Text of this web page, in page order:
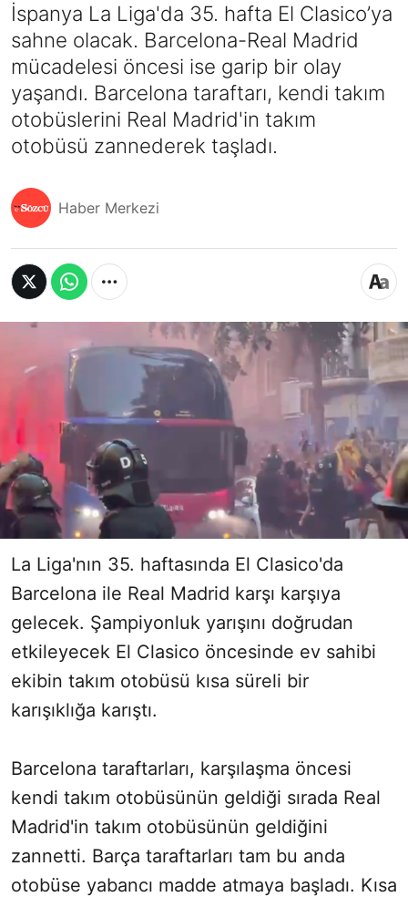
İspanya La Liga'da 35. hafta El Clasico’ya
sahne olacak. Barcelona-Real Madrid
mücadelesi öncesi ise garip bir olay
yaşandı. Barcelona taraftarı, kendi takım
otobüslerini Real Madrid'in takım
otobüsü zannederek taşladı.
Haber Merkezi
La Liga'nın 35. haftasında El Clasico'da
Barcelona ile Real Madrid karşı karşıya
gelecek. Şampiyonluk yarışını doğrudan
etkileyecek El Clasico öncesinde ev sahibi
ekibin takım otobüsü kısa süreli bir
karışıklığa karıştı.
Barcelona taraftarları, karşılaşma öncesi
kendi takım otobüsünün geldiği sırada Real
Madrid'in takım otobüsünün geldiğini
zannetti. Barça taraftarları tam bu anda
otobüse yabancı madde atmaya başladı. Kısa